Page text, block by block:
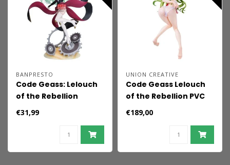
BANPRESTO
Code Geass: Lelouch
of the Rebellion
Evolve PVC Figure C.C.
€31,99
UNION CREATIVE
Code Geass Lelouch
of the Rebellion PVC
Statue C.C. Swimsuit
€189,00